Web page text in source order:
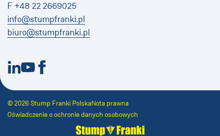
F +48 22 2669025
info@stumpfranki.pl
biuro@stumpfranki.pl
Nowe okno
Nowe okno
© 2026 Stump Franki PolskaNota prawna
Oświadczenie o ochronie danych osobowych